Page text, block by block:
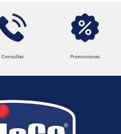
Consultas Promociones